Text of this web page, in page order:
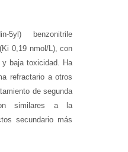
5yl) benzonitrile
0,19 nmol/L), con
baja toxicidad. Ha
refractario a otros
de segunda
similares a la
secundario más